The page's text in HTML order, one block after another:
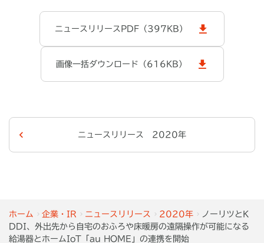
ホーム 企業・IR ニュースリリース 2020年
ノーリツとK
DDI、外出先から自宅のおふろや床暖房の遠隔操作が可能になる
給湯器とホームIoT「au HOME」の連携を開始
ニュースリリースPDF（397KB）
画像一括ダウンロード（616KB）
ニュースリリース 2020年